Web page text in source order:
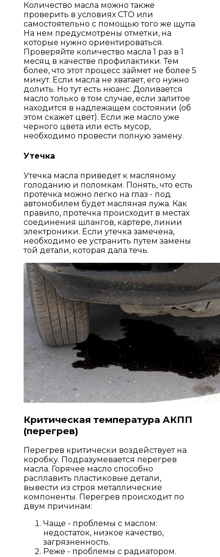
Количество масла можно также
проверить в условиях СТО или
самостоятельно с помощью того же щупа.
На нем предусмотрены отметки, на
которые нужно ориентироваться.
Проверяйте количество масла 1 раз в 1
месяц в качестве профилактики. Тем
более, что этот процесс займет не более 5
минут. Если масла не хватает, его нужно
долить. Но тут есть нюанс. Доливается
масло только в том случае, если залитое
находится в надлежащем состоянии (об
этом скажет цвет). Если же масло уже
черного цвета или есть мусор,
необходимо провести полную замену.
Утечка
Утечка масла приведет к масляному
голоданию и поломкам. Понять, что есть
протечка можно легко на глаз - под
автомобилем будет масляная лужа. Как
правило, протечка происходит в местах
соединения шлангов, картере, линии
электроники. Если утечка замечена,
необходимо ее устранить путем замены
той детали, которая дала течь.
Критическая температура АКПП
(перегрев)
Перегрев критически воздействует на
коробку. Подразумевается перегрев
масла. Горячее масло способно
расплавить пластиковые детали,
вывести из строя металлические
компоненты. Перегрев происходит по
двум причинам:
Чаще - проблемы с маслом:
недостаток, низкое качество,
загрязненность.
Реже - проблемы с радиатором.